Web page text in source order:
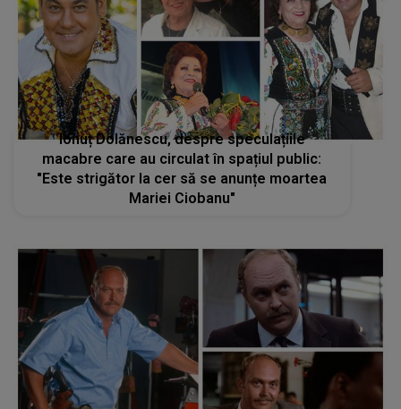
Ionuț Dolănescu, despre speculațiile
macabre care au circulat în spațiul public:
"Este strigător la cer să se anunțe moartea
Mariei Ciobanu"